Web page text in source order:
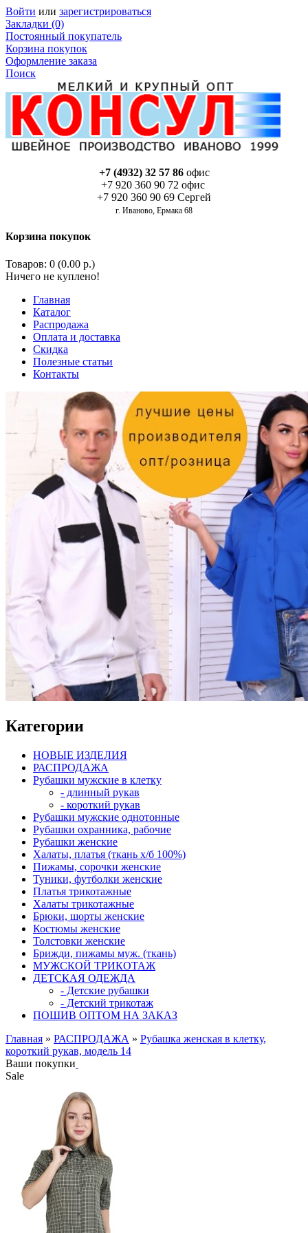
Войти или зарегистрироваться
Закладки (0)
Постоянный покупатель
Корзина покупок
Оформление заказа
Поиск
+7 (4932) 32 57 86офис
+7 920 360 90 72 офис
+7 920 360 90 69 Сергей
г. Иваново, Ермака 68
Корзина покупок
Товаров: 0 (0.00 р.)
Ничего не куплено!
Главная
Каталог
Распродажа
Оплата и доставка
Скидка
Полезные статьи
Контакты
Категории
НОВЫЕ ИЗДЕЛИЯ
РАСПРОДАЖА
Рубашки мужские в клетку
- длинный рукав
- короткий рукав
Рубашки мужские однотонные
Рубашки охранника, рабочие
Рубашки женские
Халаты, платья (ткань х/б 100%)
Пижамы, сорочки женские
Туники, футболки женские
Платья трикотажные
Халаты трикотажные
Брюки, шорты женские
Костюмы женские
Толстовки женские
Брижди, пижамы муж. (ткань)
МУЖСКОЙ ТРИКОТАЖ
ДЕТСКАЯ ОДЕЖДА
- Детские рубашки
- Детский трикотаж
ПОШИВ ОПТОМ НА ЗАКАЗ
Главная » РАСПРОДАЖА » Рубашка женская в клетку,
короткий рукав, модель 14
Ваши покупки
Sale